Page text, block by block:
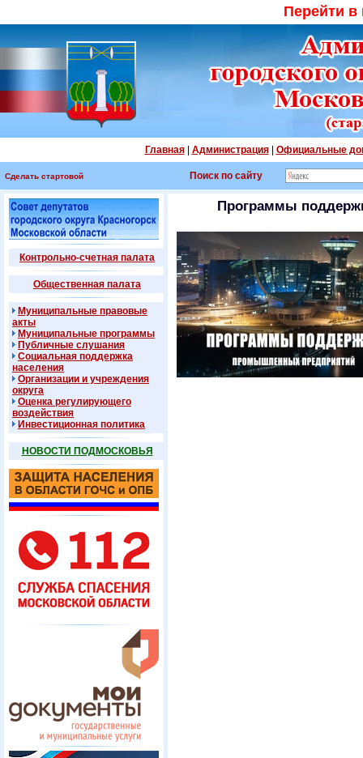
Перейти
Главная| Администрация| Официальные
Сделать стартовой Поиск по сайту
Контрольно-счетная палата
Общественная палата
Муниципальные правовые
акты
Муниципальные программы
Публичные слушания
Социальная поддержка
населения
Организации и учреждения
округа
Оценка регулирующего
воздействия
Инвестиционная политика
НОВОСТИ ПОДМОСКОВЬЯ
Программы